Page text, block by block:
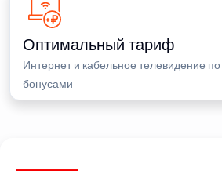
Оптимальный тариф
Интернет и кабельное телевидение
бонусами